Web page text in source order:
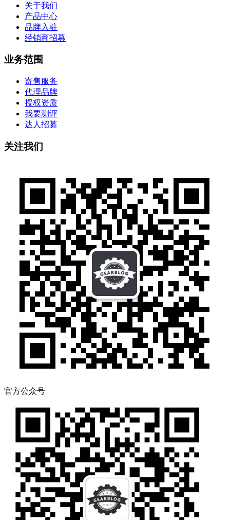
关于我们
产品中心
品牌入驻
经销商招募
业务范围
寄售服务
代理品牌
授权资质
我要测评
达人招募
关注我们
官方公众号